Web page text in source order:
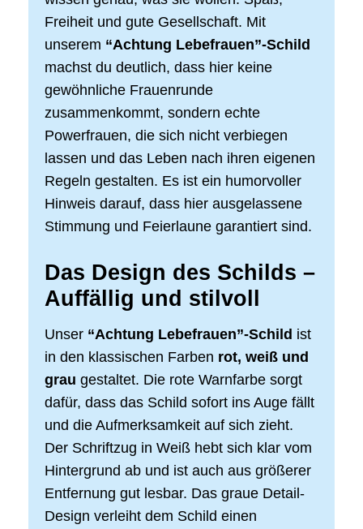
Freiheit und gute Gesellschaft. Mit
unserem “Achtung Lebefrauen”-Schild
machst du deutlich, dass hier keine
gewöhnliche Frauenrunde
zusammenkommt, sondern echte
Powerfrauen, die sich nicht verbiegen
lassen und das Leben nach ihren eigenen
Regeln gestalten. Es ist ein humorvoller
Hinweis darauf, dass hier ausgelassene
Stimmung und Feierlaune garantiert sind.
Das Design des Schilds –
Auffällig und stilvoll
Unser “Achtung Lebefrauen”-Schild ist
in den klassischen Farben rot, weiß und
grau gestaltet. Die rote Warnfarbe sorgt
dafür, dass das Schild sofort ins Auge fällt
und die Aufmerksamkeit auf sich zieht.
Der Schriftzug in Weiß hebt sich klar vom
Hintergrund ab und ist auch aus größerer
Entfernung gut lesbar. Das graue Detail-
Design verleiht dem Schild einen